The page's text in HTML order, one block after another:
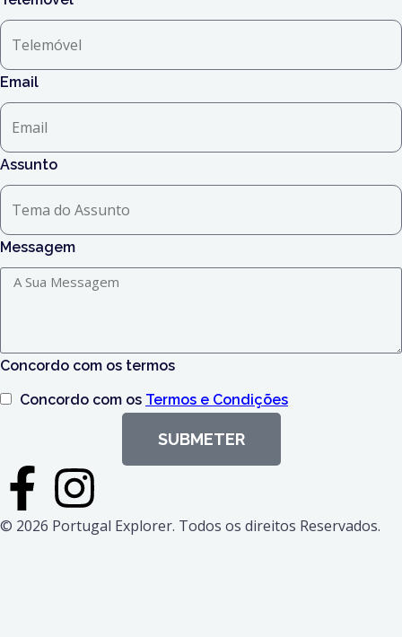
Email
Assunto
Messagem
Concordo com os termos
Concordo com os Termos e Condições
SUBMETER
© 2026 Portugal Explorer. Todos os direitos Reservados.